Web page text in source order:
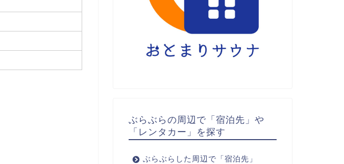
ぶらぶらの周辺で「宿泊先」や
「レンタカー」を探す
ぶらぶらした周辺で「宿泊先」